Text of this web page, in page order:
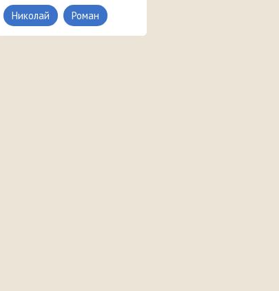
Николай Роман